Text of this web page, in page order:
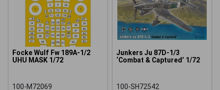
Focke Wulf Fw 189A-1/2
UHU MASK 1/72
100-M72069
Junkers Ju 87D-1/3
‘Combat & Captured’ 1/72
100-SH72542